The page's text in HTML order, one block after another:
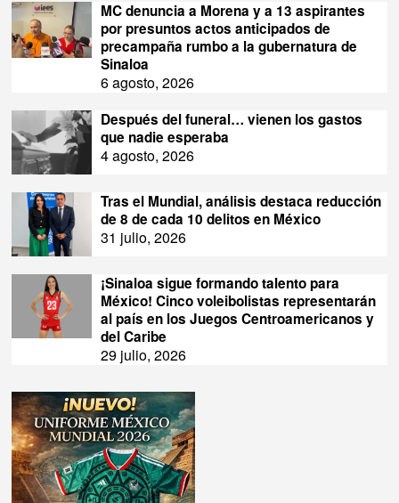
MC denuncia a Morena y a 13 aspirantes
por presuntos actos anticipados de
precampaña rumbo a la gubernatura de
Sinaloa
6 agosto, 2026
Después del funeral… vienen los gastos
que nadie esperaba
4 agosto, 2026
Tras el Mundial, análisis destaca reducción
de 8 de cada 10 delitos en México
31 julio, 2026
¡Sinaloa sigue formando talento para
México! Cinco voleibolistas representarán
al país en los Juegos Centroamericanos y
del Caribe
29 julio, 2026